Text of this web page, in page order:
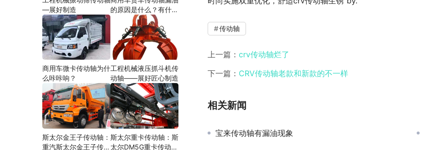
传动轴
上一篇： crv传动轴烂了
下一篇： CRV传动轴老款和新款的不一样
相关新闻
宝来传动轴有漏油现象
—展好制造
的原因是什么？有什么
商用车微卡传动轴为什
么咔咔响？
工程机械液压抓斗机传
动轴——展好匠心制造
斯太尔金王子传动轴：
重汽斯太尔金王子传动
斯太尔重卡传动轴：斯
太尔DM5G重卡传动轴